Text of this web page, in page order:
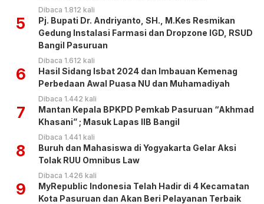
Dibaca 1.812 kali
5
Pj. Bupati Dr. Andriyanto, SH., M.Kes Resmikan
Gedung Instalasi Farmasi dan Dropzone IGD, RSUD
Bangil Pasuruan
Dibaca 1.612 kali
6
Hasil Sidang Isbat 2024 dan Imbauan Kemenag
Perbedaan Awal Puasa NU dan Muhamadiyah
Dibaca 1.442 kali
7
Mantan Kepala BPKPD Pemkab Pasuruan “Akhmad
Khasani” ; Masuk Lapas IIB Bangil
Dibaca 1.441 kali
8
Buruh dan Mahasiswa di Yogyakarta Gelar Aksi
Tolak RUU Omnibus Law
Dibaca 1.426 kali
9
MyRepublic Indonesia Telah Hadir di 4 Kecamatan
Kota Pasuruan dan Akan Beri Pelayanan Terbaik